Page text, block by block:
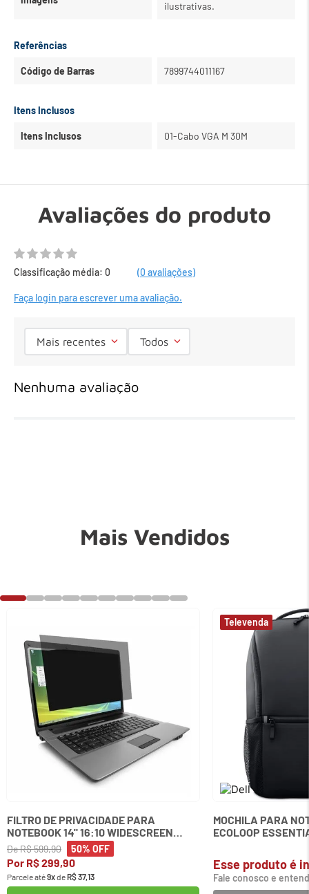
ilustrativas.
Referências
Código de Barras 7899744011167
Itens Inclusos
Itens Inclusos 01-Cabo VGA M 30M
Avaliações do produto
Classificação média: 0 (0 avaliações)
Faça login para escrever uma avaliação.
Mais recentes Todos
Nenhuma avaliação
Mais Vendidos
FILTRO DE PRIVACIDADE PARA
NOTEBOOK 14" 16:10 WIDESCREEN
KENSINGTON
DeR$599,90 50% OFF
Por R$299,90
Parcele até9xdeR$37,13
MOCHILA PARA
ECOLOOP
Esse produto é
Fale conosco e